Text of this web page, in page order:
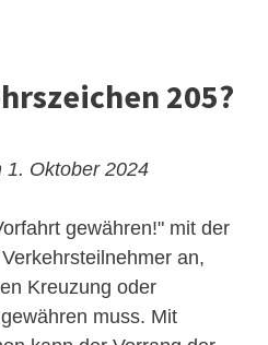
205?
1. Oktober 2024
gewähren!" mit der
an,
Kreuzung oder
muss. Mit